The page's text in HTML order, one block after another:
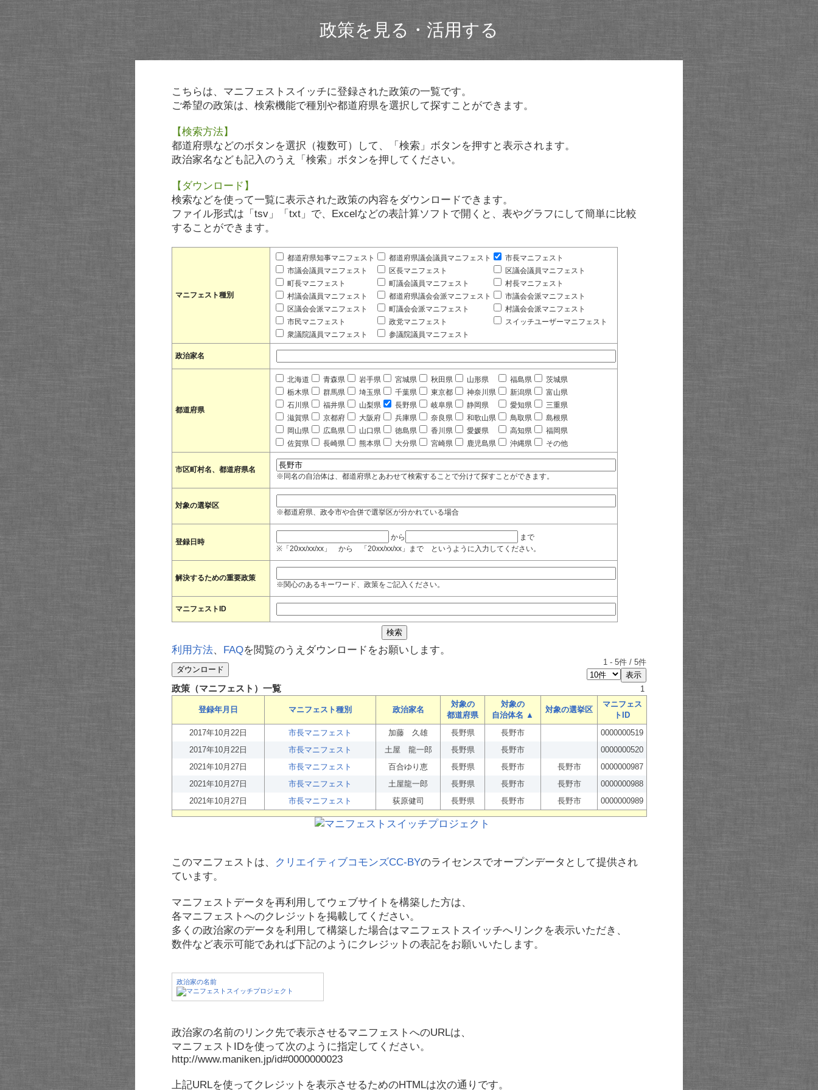
政策を見る・活用する
こちらは、マニフェストスイッチに登録された政策の一覧です。
ご希望の政策は、検索機能で種別や都道府県を選択して探すことができます。
【検索方法】
都道府県などのボタンを選択（複数可）して、「検索」ボタンを押すと表示されます。
政治家名なども記入のうえ「検索」ボタンを押してください。
【ダウンロード】
検索などを使って一覧に表示された政策の内容をダウンロードできます。
ファイル形式は「tsv」「txt」で、Excelなどの表計算ソフトで開くと、表やグラフにして簡単に比較
することができます。
マニフェスト種別
都道府県知事マニフェスト 都道府県議会議員マニフェスト
市長マニフェスト
市議会議員マニフェスト
区長マニフェスト
区議会議員マニフェスト
町長マニフェスト
町議会議員マニフェスト
村長マニフェスト
村議会議員マニフェスト
都道府県議会会派マニフェスト
市議会会派マニフェスト
区議会会派マニフェスト
町議会会派マニフェスト
村議会会派マニフェスト
市民マニフェスト
政党マニフェスト
スイッチユーザーマニフェスト
衆議院議員マニフェスト
参議院議員マニフェスト
政治家名
都道府県
北海道 青森県 岩手県 宮城県 秋田県 山形県 福島県
茨城県
栃木県
群馬県 埼玉県 千葉県 東京都 神奈川県 新潟県
富山県
石川県
福井県 山梨県 長野県 岐阜県 静岡県 愛知県
三重県
滋賀県
京都府 大阪府 兵庫県 奈良県 和歌山県 鳥取県
島根県
岡山県
広島県 山口県 徳島県 香川県 愛媛県 高知県
福岡県
佐賀県
長崎県 熊本県 大分県 宮崎県 鹿児島県 沖縄県 その他
市区町村名、都道府県名
※同名の自治体は、都道府県とあわせて検索することで分けて探すことができます。
対象の選挙区
※都道府県、政令市や合併で選挙区が分かれている場合
登録日時
から
まで
※「20xx/xx/xx」 から 「20xx/xx/xx」まで というように入力してください。
解決するための重要政策
※関心のあるキーワード、政策をご記入ください。
マニフェストID
利用方法、 FAQを閲覧のうえダウンロードをお願いします。
1 - 5件 / 5件
政策（マニフェスト）一覧 1
登録年月日 マニフェスト種別 政治家名
対象の
都道府県
対象の
自治体名 ▲
対象の選挙区
マニフェス
トID
2017年10月22日
市長マニフェスト 加藤 久雄 長野県 長野市
0000000519
2017年10月22日
市長マニフェスト 土屋 龍一郎 長野県 長野市
0000000520
2021年10月27日
市長マニフェスト 百合ゆり恵 長野県 長野市 長野市
0000000987
2021年10月27日
市長マニフェスト 土屋龍一郎 長野県 長野市 長野市
0000000988
2021年10月27日
市長マニフェスト 荻原健司 長野県 長野市 長野市 0000000989
このマニフェストは、 クリエイティブコモンズCC-BYのライセンスでオープンデータとして提供され
ています。
マニフェストデータを再利用してウェブサイトを構築した方は、
各マニフェストへのクレジットを掲載してください。
多くの政治家のデータを利用して構築した場合はマニフェストスイッチへリンクを表示いただき、
数件など表示可能であれば下記のようにクレジットの表記をお願いいたします。
政治家の名前
政治家の名前のリンク先で表示させるマニフェストへのURLは、
マニフェストIDを使って次のように指定してください。
http://www.maniken.jp/id#0000000023
上記URLを使ってクレジットを表示させるためのHTMLは次の通りです。